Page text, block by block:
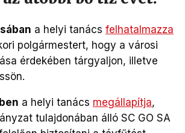
a helyi tanács felhatalmazza
polgármestert, hogy a városi
érdekében tárgyaljon, illetve
a helyi tanács megállapítja,
tulajdonában álló SC GO SA